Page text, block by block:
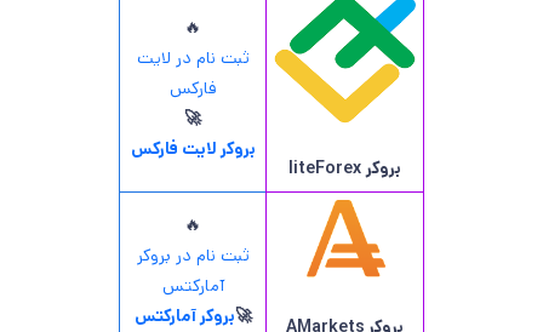
بروکر liteForex
🔥
ثبت نام در لایت
فارکس
🚀
بروکر لایت فارکس
بروکر AMarkets
🔥
ثبت نام در بروکر
آمارکتس
🚀بروکر آمارکتس